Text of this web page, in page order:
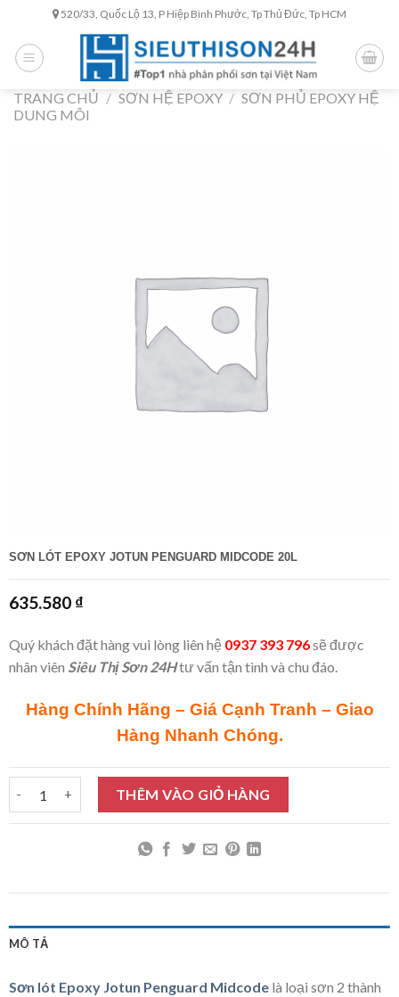
content
520/33, Quốc Lộ 13, P Hiệp Bình Phước, Tp Thủ Đức, Tp HCM
TRANG CHỦ / SƠN HỆ EPOXY / SƠN PHỦ EPOXY HỆ
DUNG MÔI
SƠN LÓT EPOXY JOTUN PENGUARD MIDCODE 20L
635.580 ₫
Quý khách đặt hàng vui lòng liên hệ 0937 393 796sẽ được
nhân viên Siêu Thị Sơn 24Htư vấn tận tình và chu đáo.
Hàng Chính Hãng – Giá Cạnh Tranh – Giao
Hàng Nhanh Chóng.
Sơn lót Epoxy Jotun Penguard Midcode 20L số lượng
THÊM VÀO GIỎ HÀNG
MÔ TẢ
Sơn lót Epoxy Jotun Penguard Midcode là loại sơn 2 thành